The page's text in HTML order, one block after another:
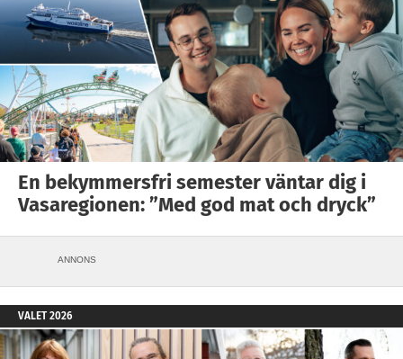
En bekymmersfri semester väntar dig i
Vasaregionen: ”Med god mat och dryck”
ANNONS
VALET 2026